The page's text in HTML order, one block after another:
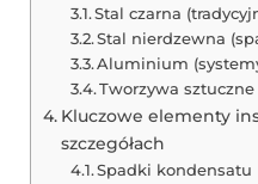
Stal czarna
Stal nierdzewna
Aluminium
Tworzywa
Kluczowe elementy
szczegółach
Spadki kondensatu